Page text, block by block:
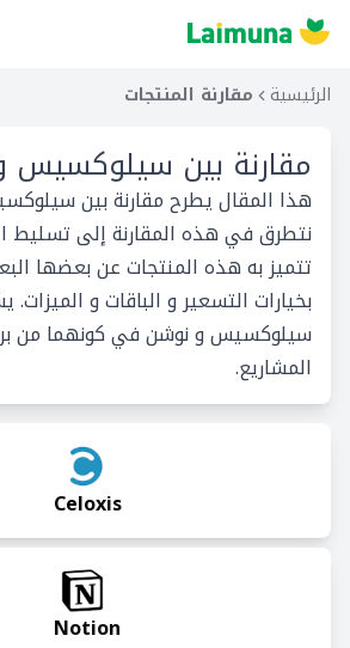
الرئيسية مقارنة المنتجات
مقارنة بين سيلوكسيس
هذا المقال يطرح مقارنة بين
نتطرق في هذه المقارنة إلى تسليط
تتميز به هذه المنتجات عن بعضها
بخيارات التسعير و الباقات و
سيلوكسيس و نوشن في كونهما من
المشاريع.
Celoxis
Notion